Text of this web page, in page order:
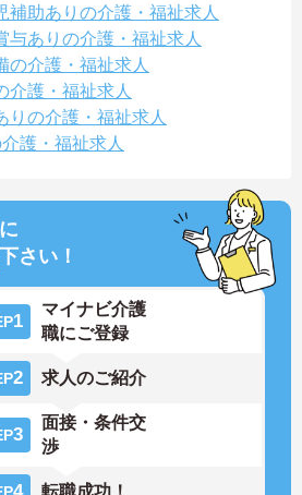
補助ありの介護・福祉求人
与ありの介護・福祉求人
の介護・福祉求人
介護・福祉求人
りの介護・福祉求人
護・福祉求人
下さい！
1
マイナビ介護
職にご登録
2 求人のご紹介
3
面接・条件交
渉